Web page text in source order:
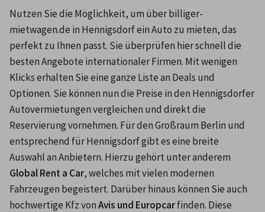
Nutzen Sie die Möglichkeit, um über billiger-
mietwagen.de in Hennigsdorf ein Auto zu mieten, das
perfekt zu Ihnen passt. Sie überprüfen hier schnell die
besten Angebote internationaler Firmen. Mit wenigen
Klicks erhalten Sie eine ganze Liste an Deals und
Optionen. Sie können nun die Preise in den Hennigsdorfer
Autovermietungen vergleichen und direkt die
Reservierung vornehmen. Für den Großraum Berlin und
entsprechend für Hennigsdorf gibt es eine breite
Global Rent a Car, welches mit vielen modernen
Fahrzeugen begeistert. Darüber hinaus können Sie auch
hochwertige Kfz von Avis und Europcar finden. Diese